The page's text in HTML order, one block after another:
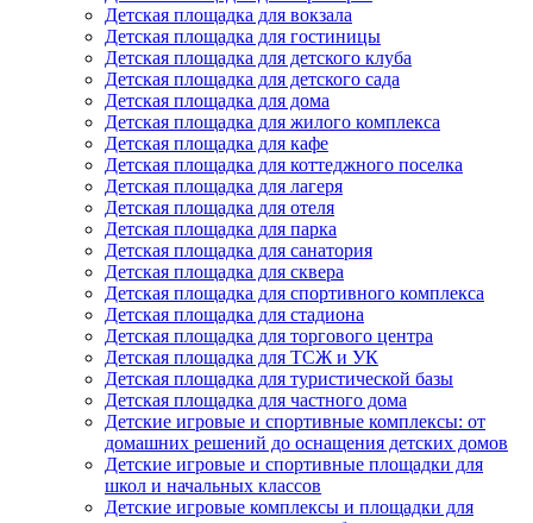
Детская площадка для вокзала
Детская площадка для гостиницы
Детская площадка для детского клуба
Детская площадка для детского сада
Детская площадка для дома
Детская площадка для жилого комплекса
Детская площадка для кафе
Детская площадка для коттеджного поселка
Детская площадка для лагеря
Детская площадка для отеля
Детская площадка для парка
Детская площадка для санатория
Детская площадка для сквера
Детская площадка для спортивного комплекса
Детская площадка для стадиона
Детская площадка для торгового центра
Детская площадка для ТСЖ и УК
Детская площадка для туристической базы
Детская площадка для частного дома
Детские игровые и спортивные комплексы: от
домашних решений до оснащения детских домов
Детские игровые и спортивные площадки для
школ и начальных классов
Детские игровые комплексы и площадки для